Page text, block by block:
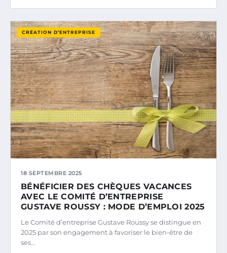
CRÉATION D’ENTREPRISE
18 SEPTEMBRE 2025
BÉNÉFICIER DES CHÈQUES VACANCES
AVEC LE COMITÉ D’ENTREPRISE
GUSTAVE ROUSSY : MODE D’EMPLOI 2025
Le Comité d’entreprise Gustave Roussy se distingue en
2025 par son engagement à favoriser le bien-être de
ses…